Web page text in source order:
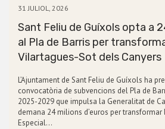
31 JULIOL, 2026
Sant Feliu de Guíxols opta a
al Pla de Barris per
Vilartagues-Sot dels Canyers
L’Ajuntament de Sant Feliu de Guíxols ha
convocatòria de subvencions del Pla de
2025-2029 que impulsa la Generalitat de
demana 24 milions d’euros per transformar
Especial…